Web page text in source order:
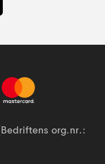
org.nr.: